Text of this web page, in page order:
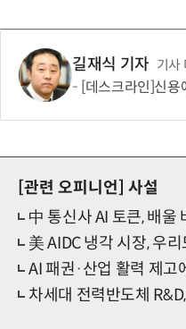
길재식 기자 기사
[데스크라인]신
[관련 오피니언] 사설
中 통신사 AI 토큰, 배울
美 AIDC 냉각 시장, 우
AI 패권·산업 활력 제고
차세대 전력반도체